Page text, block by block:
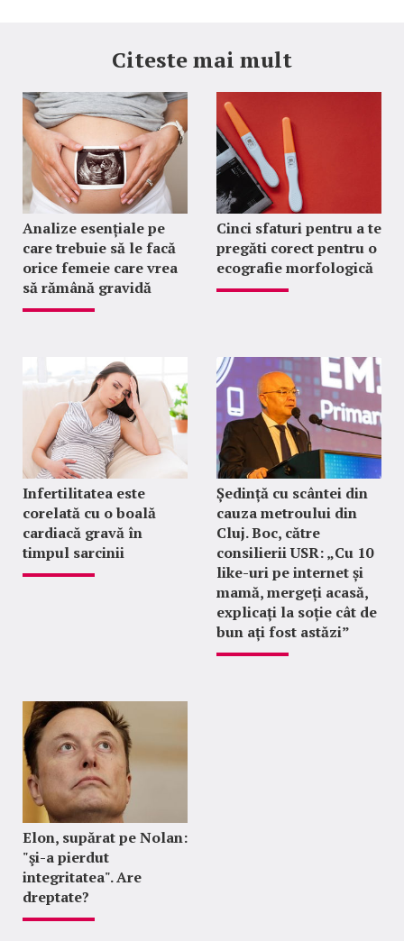
Citeste mai mult
Analize esențiale pe
care trebuie să le facă
orice femeie care vrea
să rămână gravidă
Cinci sfaturi pentru a te
pregăti corect pentru o
ecografie morfologică
Infertilitatea este
corelată cu o boală
cardiacă gravă în
timpul sarcinii
Ședință cu scântei din
cauza metroului din
Cluj. Boc, către
consilierii USR: „Cu 10
like-uri pe internet și
mamă, mergeți acasă,
explicați la soție cât de
bun ați fost astăzi”
Elon, supărat pe Nolan:
"şi-a pierdut
integritatea". Are
dreptate?